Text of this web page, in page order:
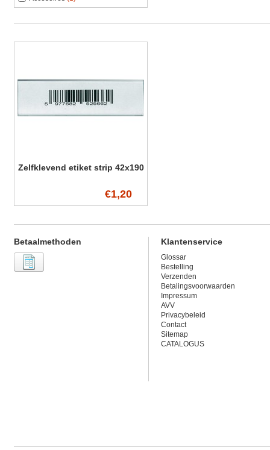
Zelfklevend etiket strip 42x190
€1,20
Betaalmethoden Klantenservice
Glossar
Bestelling
Verzenden
Betalingsvoorwaarden
Impressum
AVV
Privacybeleid
Contact
Sitemap
CATALOGUS